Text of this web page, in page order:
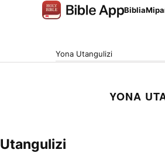
Biblia
Yona Utangulizi
YONA
Utangulizi